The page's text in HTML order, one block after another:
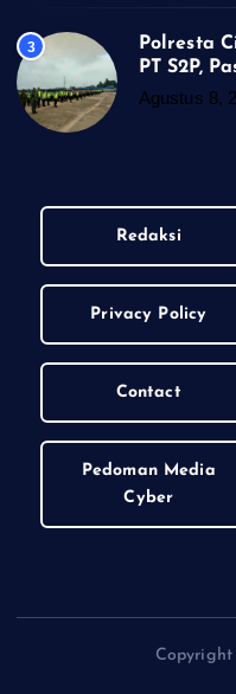
3
Polresta
PT S2P,
Agustus 8,
Redaksi
Privacy Policy
Contact
Pedoman Media
Cyber
Copyright